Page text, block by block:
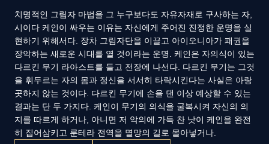
치명적인 그림자 마법을 그 누구보다도 자유자재로 구사하는 자,
시이다 케인이 싸우는 이유는 자신에게 주어진 진정한 운명을 실
현하기 위해서다. 장차 그림자단을 이끌고 아이오니아가 패권을
장악하는 새로운 시대를 열 것이라는 운명. 케인은 자의식이 있는
다르킨 무기 라아스트를 들고 전장에 나선다. 다르킨 무기는 그것
을 휘두르는 자의 몸과 정신을 서서히 타락시킨다는 사실은 아랑
곳하지 않는 것이다. 다르킨 무기에 손을 댄 이상 예상할 수 있는
결과는 단 두 가지다. 케인이 무기의 의식을 굴복시켜 자신의 의
지를 따르게 하거나, 아니면 저 악의에 가득 찬 낫이 케인을 완전
히 집어삼키고 룬테라 전역을 멸망의 길로 몰아넣거나.